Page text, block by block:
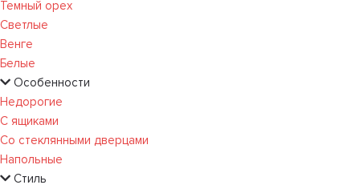
Темный орех
Светлые
Венге
Белые
Особенности
Недорогие
С ящиками
Со стеклянными дверцами
Напольные
Стиль